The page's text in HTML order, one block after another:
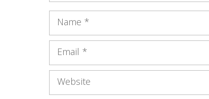
Name
Email
Website